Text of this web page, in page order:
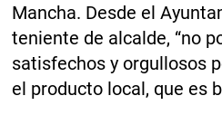
Mancha. Desde el
teniente de alcalde, “no
satisfechos y orgullosos
el producto local, que es